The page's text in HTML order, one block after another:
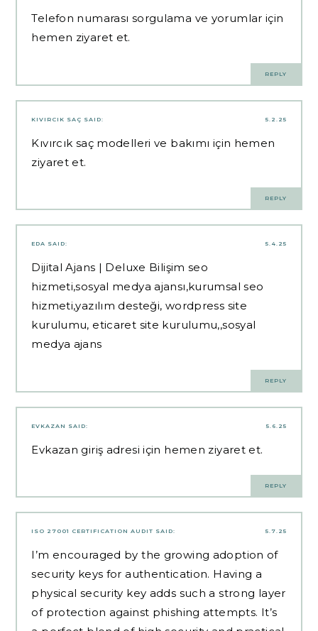
Telefon numarası sorgulama ve yorumlar için
hemen ziyaret et.
REPLY
5.2.25
KIVIRCIK SAÇ SAID:
Kıvırcık saç modelleri ve bakımı için hemen
ziyaret et.
REPLY
5.4.25
EDA SAID:
Dijital Ajans | Deluxe Bilişim seo
hizmeti,sosyal medya ajansı,kurumsal seo
hizmeti,yazılım desteği, wordpress site
kurulumu, eticaret site kurulumu,,sosyal
medya ajans
REPLY
5.6.25
EVKAZAN SAID:
Evkazan giriş adresi için hemen ziyaret et.
REPLY
5.7.25
ISO 27001 CERTIFICATION AUDIT SAID:
I’m encouraged by the growing adoption of
security keys for authentication. Having a
physical security key adds such a strong layer
of protection against phishing attempts. It’s